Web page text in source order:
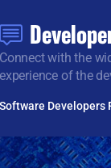
Connect with the
experience of the
Software Developers